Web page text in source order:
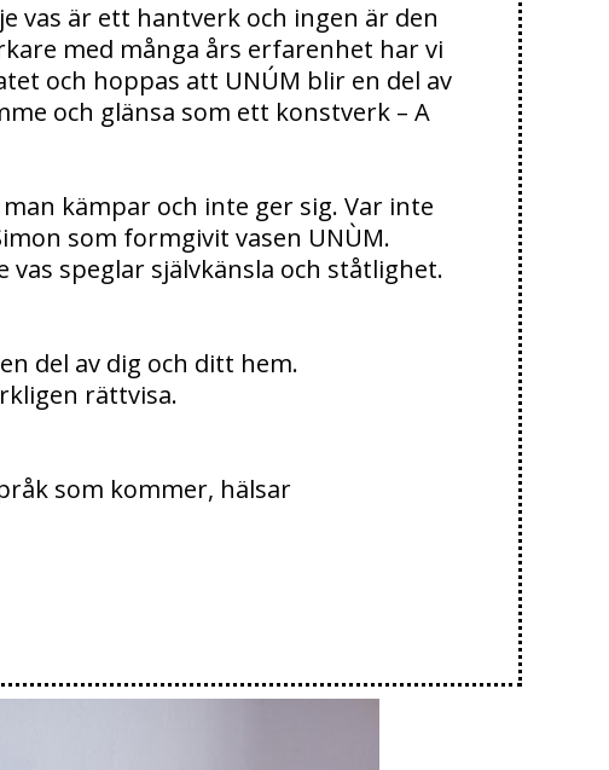
vas är ett hantverk och ingen är den
med många års erfarenhet har vi
och hoppas att UNÚM blir en del av
och glänsa som ett konstverk – A
kämpar och inte ger sig. Var inte
som formgivit vasen UNÙM.
speglar självkänsla och ståtlighet.
del av dig och ditt hem.
rättvisa.
som kommer, hälsar